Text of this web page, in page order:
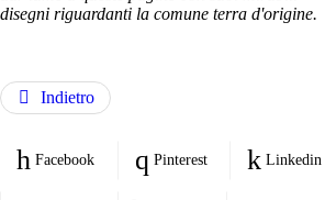
disegni riguardanti la comune terra d'origine.
Indietro
Facebook Pinterest Linkedin